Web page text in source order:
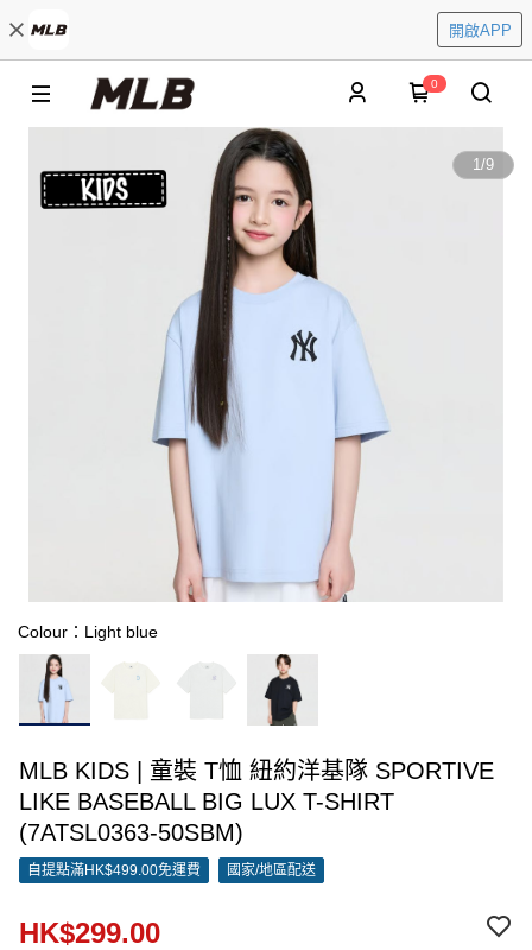
開啟APP
0
1/9
Colour：Light blue
MLB KIDS | 童裝 T恤 紐約洋基隊 SPORTIVE
LIKE BASEBALL BIG LUX T-SHIRT
(7ATSL0363-50SBM)
自提點滿HK$499.00免運費 國家/地區配送
HK$299.00